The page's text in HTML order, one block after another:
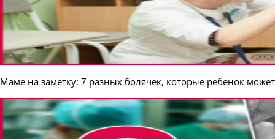
Маме на заметку: 7 разных болячек, которые ребенок